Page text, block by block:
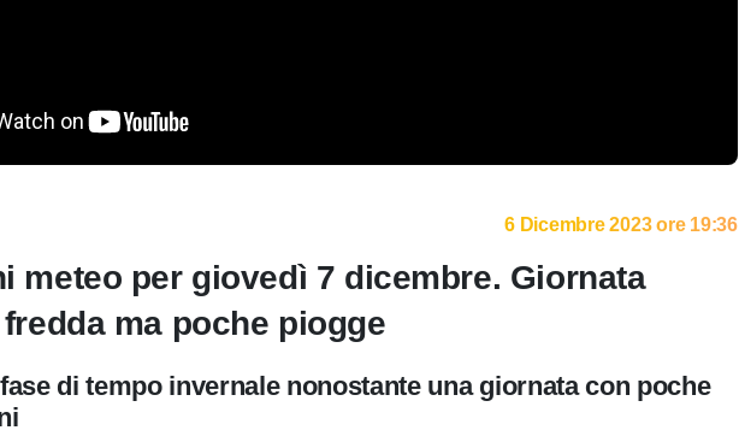
6 Dicembre 2023 ore 19:36
meteo per giovedì 7 dicembre. Giornata
ma poche piogge
di tempo invernale nonostante una giornata con poche